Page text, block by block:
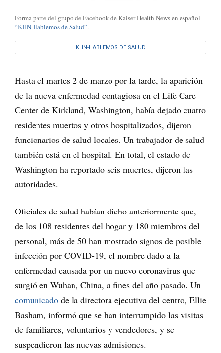
Forma parte del grupo de Facebook de Kaiser Health News en español
“KHN-Hablemos de Salud”.
KHN-HABLEMOS DE SALUD
Hasta el martes 2 de marzo por la tarde, la aparición
de la nueva enfermedad contagiosa en el Life Care
Center de Kirkland, Washington, había dejado cuatro
residentes muertos y otros hospitalizados, dijeron
funcionarios de salud locales. Un trabajador de salud
también está en el hospital. En total, el estado de
Washington ha reportado seis muertes, dijeron las
autoridades.
Oficiales de salud habían dicho anteriormente que,
de los 108 residentes del hogar y 180 miembros del
personal, más de 50 han mostrado signos de posible
infección por COVID-19, el nombre dado a la
enfermedad causada por un nuevo coronavirus que
surgió en Wuhan, China, a fines del año pasado. Un
comunicado de la directora ejecutiva del centro, Ellie
Basham, informó que se han interrumpido las visitas
de familiares, voluntarios y vendedores, y se
suspendieron las nuevas admisiones.